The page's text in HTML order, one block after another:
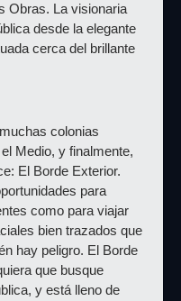
Obras. La visionaria
desde la elegante
cerca del brillante
colonias
Medio, y finalmente,
El Borde Exterior.
para
como para viajar
bien trazados que
hay peligro. El Borde
que busque
y está lleno de